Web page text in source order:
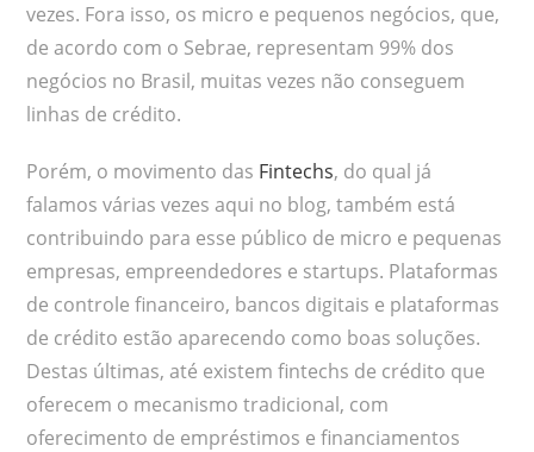
vezes. Fora isso, os micro e pequenos negócios, que,
de acordo com o Sebrae, representam 99% dos
negócios no Brasil, muitas vezes não conseguem
linhas de crédito.
Porém, o movimento das Fintechs, do qual já
falamos várias vezes aqui no blog, também está
contribuindo para esse público de micro e pequenas
empresas, empreendedores e startups. Plataformas
de controle financeiro, bancos digitais e plataformas
de crédito estão aparecendo como boas soluções.
Destas últimas, até existem fintechs de crédito que
oferecem o mecanismo tradicional, com
oferecimento de empréstimos e financiamentos